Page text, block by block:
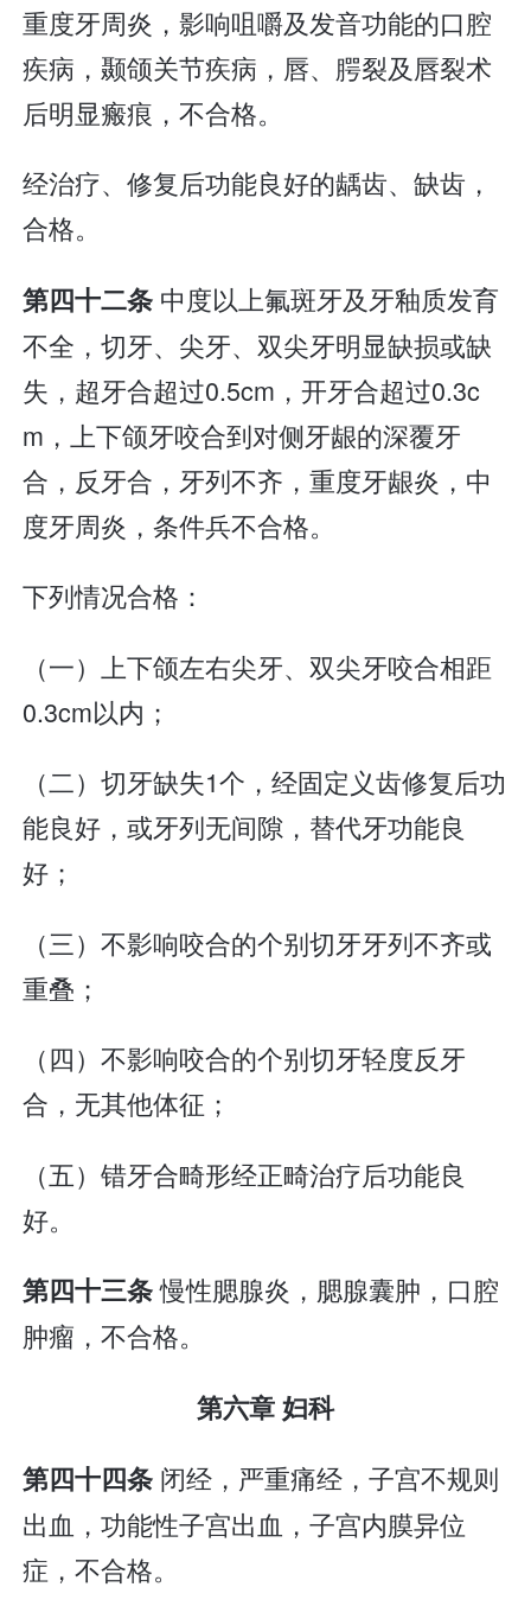
重度牙周炎，影响咀嚼及发音功能的口腔
疾病，颞颌关节疾病，唇、腭裂及唇裂术
后明显瘢痕，不合格。
经治疗、修复后功能良好的龋齿、缺齿，
合格。
第四十二条 中度以上氟斑牙及牙釉质发育
不全，切牙、尖牙、双尖牙明显缺损或缺
失，超牙合超过0.5cm，开牙合超过0.3c
m，上下颌牙咬合到对侧牙龈的深覆牙
合，反牙合，牙列不齐，重度牙龈炎，中
度牙周炎，条件兵不合格。
下列情况合格：
（一）上下颌左右尖牙、双尖牙咬合相距
0.3cm以内；
（二）切牙缺失1个，经固定义齿修复后功
能良好，或牙列无间隙，替代牙功能良
好；
（三）不影响咬合的个别切牙牙列不齐或
重叠；
（四）不影响咬合的个别切牙轻度反牙
合，无其他体征；
（五）错牙合畸形经正畸治疗后功能良
好。
第四十三条慢性腮腺炎，腮腺囊肿，口腔
肿瘤，不合格。
第六章 妇科
第四十四条 闭经，严重痛经，子宫不规则
出血，功能性子宫出血，子宫内膜异位
症，不合格。